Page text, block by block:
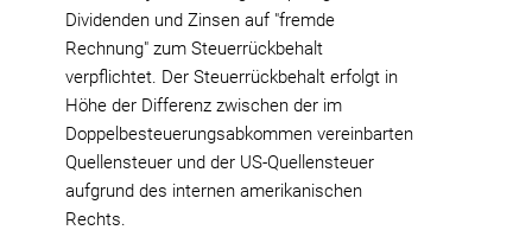
Dividenden und Zinsen auf "fremde
Rechnung" zum Steuerrückbehalt
verpflichtet. Der Steuerrückbehalt erfolgt in
Höhe der Differenz zwischen der im
Doppelbesteuerungsabkommen vereinbarten
Quellensteuer und der US-Quellensteuer
aufgrund des internen amerikanischen
Rechts.